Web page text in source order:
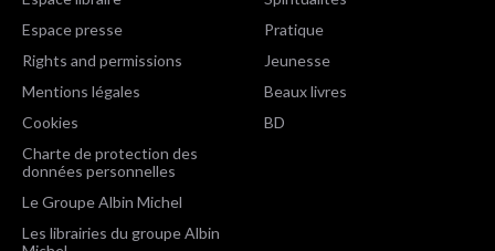
Espace presse
Rights and permissions
Mentions légales
Cookies
Charte de protection des
données personnelles
Le Groupe Albin Michel
Les librairies du groupe Albin
Pratique
Jeunesse
Beaux livres
BD